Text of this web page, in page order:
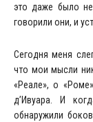
это даже было
говорили они, и
Сегодня меня
что мои мысли
«Реале», о
д’Ивуара. И
обнаружили